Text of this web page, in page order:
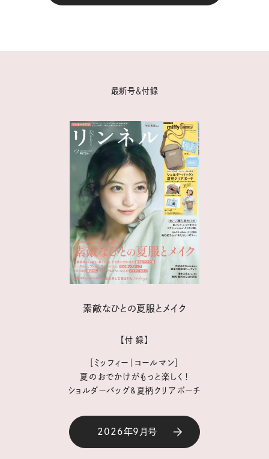
最新号＆付録
素敵なひとの夏服とメイク
【付 録】
［ミッフィー｜コールマン］
夏のおでかけがもっと楽しく！
ショルダーバッグ&夏柄クリアポーチ
2026年9月号